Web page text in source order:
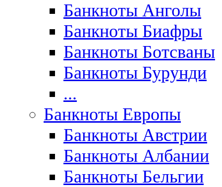
Банкноты Анголы
Банкноты Биафры
Банкноты Ботсваны
Банкноты Бурунди
...
Банкноты Европы
Банкноты Австрии
Банкноты Албании
Банкноты Бельгии